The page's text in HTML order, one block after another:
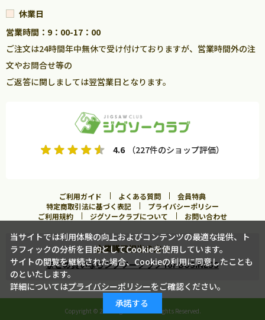
休業日
営業時間：9：00-17：00
ご注文は24時間年中無休で受け付けておりますが、営業時間外の注
文やお問合せ等の
ご返答に関しましては翌営業日となります。
4.6 （227件のショップ評価）
ご利用ガイド よくある質問
会員特典
特定商取引法に基づく表記
プライバシーポリシー
ご利用規約
ジグソークラブについて お問い合わせ
企業購買担当の方へ
まとめ買いならジグソークラブ for BUSINESS
Copyright © 2026 Jigsawclub. All Rights Reserved.
当サイトでは利用体験の向上およびコンテンツの最適な提供、ト
ラフィックの分析を目的としてCookieを使用しています。
サイトの閲覧を継続された場合、Cookieの利用に同意したことも
のといたします。
詳細についてはプライバシーポリシーをご確認ください。
承諾する